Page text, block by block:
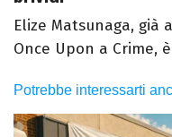
Elize Matsunaga,
Once Upon a Crime,